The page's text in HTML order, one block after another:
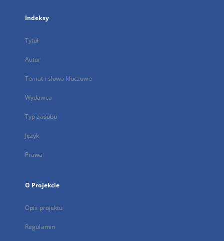
Indeksy
Tytuł
Autor
Temat i słowa kluczowe
Wydawca
Typ zasobu
Język
Prawa
O Projekcie
Opis projektu
Regulamin